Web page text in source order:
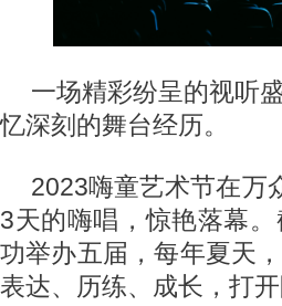
一场精彩纷呈的视听
忆深刻的舞台经历。
2023嗨童艺术节在万
3天的嗨唱，惊艳落幕
功举办五届，每年夏天
表达、历练、成长，打开